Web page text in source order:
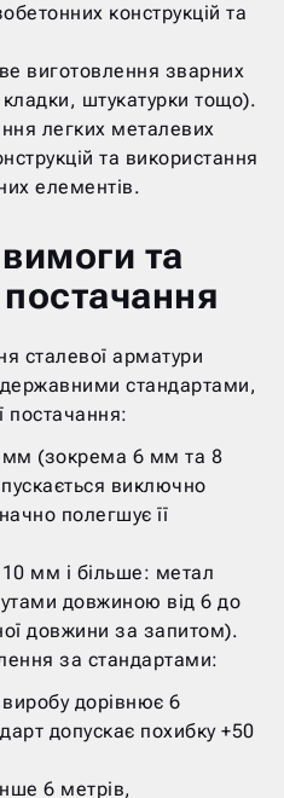
конструкцій та
виготовлення зварних
штукатурки тощо).
легких металевих
та використання
елементів.
вимоги та
сталевої арматури
стандартами,
постачання:
(зокрема 6 мм та 8
виключно
полегшує її
мм і більше: метал
довжиною від 6 до
довжини за запитом).
за стандартами:
дорівнює 6
допускає похибку +50
6 метрів,